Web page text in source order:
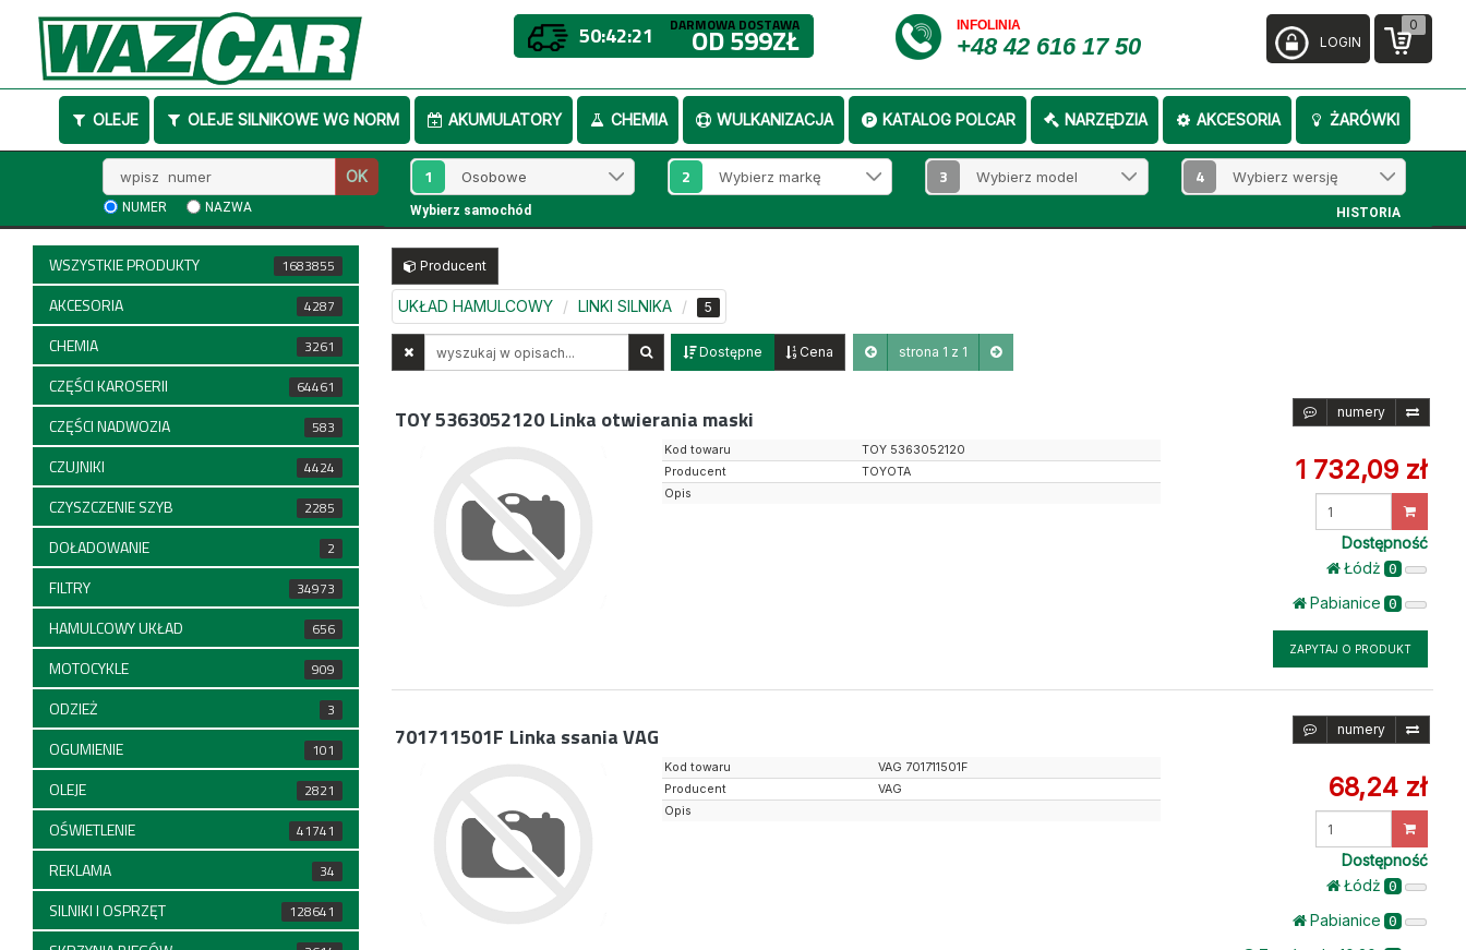
50:42:20 DARMOWA DOSTAWA
OD 599ZŁ INFOLINIA
+48 42 616 17 50
OLEJE OLEJE SILNIKOWE WG NORM AKUMULATORY CHEMIA WULKANIZACJA KATALOG POLCAR NARZĘDZIA AKCESORIA ŻARÓWKI
0
LOGIN
numer
OK
NUMER NAZWA
1 2 3 4
Wybierz samochód HISTORIA
Producent
UKŁAD HAMULCOWY LINKI SILNIKA 5
Dostępne Cena strona 1 z 1
TOY 5363052120 Linka otwierania maski numery
1 732,09 zł
Dostępność
Łódż 0
Pabianice 0
ZAPYTAJ O PRODUKT
Kod towaru
TOY 5363052120
Producent
TOYOTA
Opis
701711501F Linka ssania VAG numery
68,24 zł
Dostępność
Łódż 0
Pabianice 0
Kod towaru
VAG 701711501F
Producent
VAG
Opis
WSZYSTKIE PRODUKTY 1683855
AKCESORIA 4287
CHEMIA 3261
CZĘŚCI KAROSERII 64461
CZĘŚCI NADWOZIA 583
CZUJNIKI 4424
CZYSZCZENIE SZYB 2285
DOŁADOWANIE 2
FILTRY 34973
HAMULCOWY UKŁAD 656
MOTOCYKLE 909
ODZIEŻ 3
OGUMIENIE 101
OLEJE 2821
OŚWIETLENIE 41741
REKLAMA 34
SILNIKI I OSPRZĘT 128641